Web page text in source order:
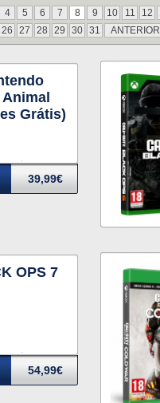
4 5 6 7 8 9 10 11 12
26 27 28 29 30 31 ANTERIOR
Grátis)
39,99€
OPS 7
54,99€